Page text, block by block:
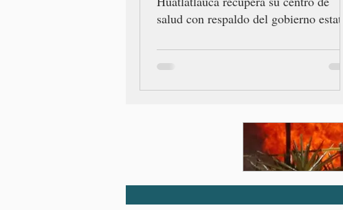
salud con respaldo del gobierno estatal